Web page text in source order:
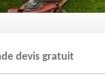
devis gratuit